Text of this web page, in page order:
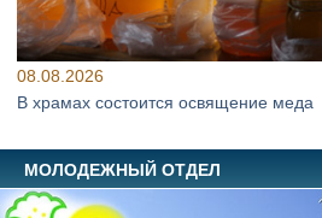
08.08.2026
В храмах состоится освящение меда
МОЛОДЕЖНЫЙ ОТДЕЛ